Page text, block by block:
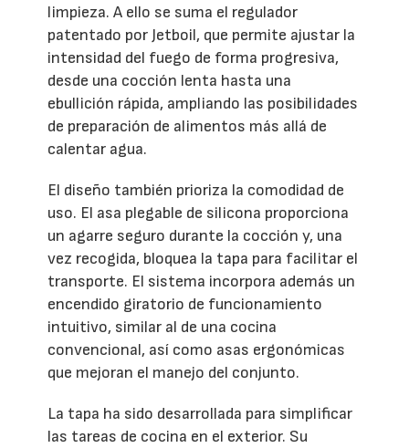
limpieza. A ello se suma el regulador
patentado por Jetboil, que permite ajustar la
intensidad del fuego de forma progresiva,
desde una cocción lenta hasta una
ebullición rápida, ampliando las posibilidades
de preparación de alimentos más allá de
calentar agua.
El diseño también prioriza la comodidad de
uso. El asa plegable de silicona proporciona
un agarre seguro durante la cocción y, una
vez recogida, bloquea la tapa para facilitar el
transporte. El sistema incorpora además un
encendido giratorio de funcionamiento
intuitivo, similar al de una cocina
convencional, así como asas ergonómicas
que mejoran el manejo del conjunto.
La tapa ha sido desarrollada para simplificar
las tareas de cocina en el exterior. Su